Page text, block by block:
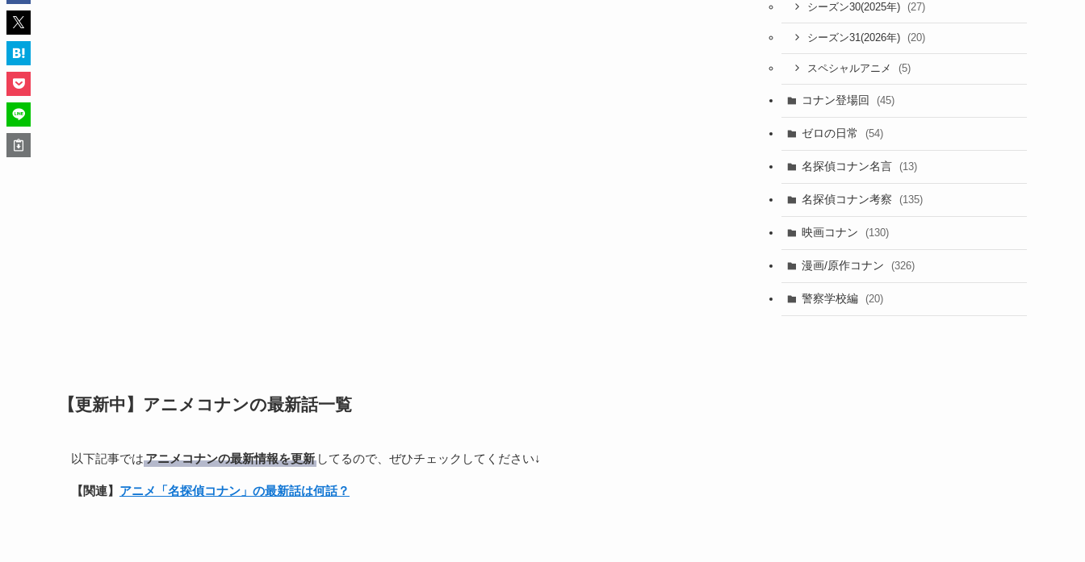
【更新中】アニメコナンの最新話一覧
以下記事ではアニメコナンの最新情報を更新 してるので、ぜひチェックしてください↓
【関連】 アニメ「名探偵コナン」の最新話は何話？
シーズン30(2025年) (27)
シーズン31(2026年) (20)
スペシャルアニメ (5)
コナン登場回 (45)
ゼロの日常 (54)
名探偵コナン名言 (13)
名探偵コナン考察 (135)
映画コナン (130)
漫画/原作コナン (326)
警察学校編 (20)